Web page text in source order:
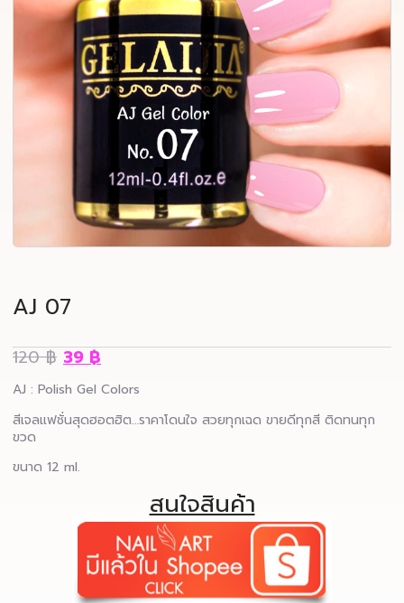
AJ 07
120฿ 39฿
AJ : Polish Gel Colors
สีเจลแฟชั่นสุดฮอตฮิต…ราคาโดนใจ สวยทุกเฉด ขายดีทุกสี ติดทนทุก
ขวด
ขนาด 12 ml.
สนใจสินค้า